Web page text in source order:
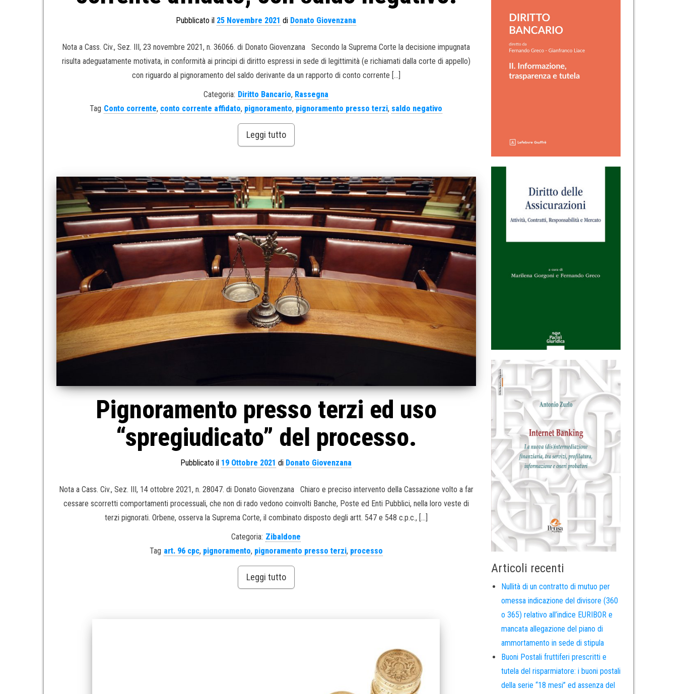
Pubblicato il 25 Novembre 2021 di Donato Giovenzana
Nota a Cass. Civ., Sez. III, 23 novembre 2021, n. 36066. di Donato Giovenzana Secondo la Suprema Corte la decisione impugnata
risulta adeguatamente motivata, in conformità ai principi di diritto espressi in sede di legittimità (e richiamati dalla corte di appello)
con riguardo al pignoramento del saldo derivante da un rapporto di conto corrente […]
Categoria: Diritto Bancario, Rassegna
Tag Conto corrente, conto corrente affidato, pignoramento, pignoramento presso terzi, saldo negativo
Leggi tutto
Pignoramento presso terzi ed uso
“spregiudicato” del processo.
Pubblicato il 19 Ottobre 2021 di Donato Giovenzana
Nota a Cass. Civ., Sez. III, 14 ottobre 2021, n. 28047. di Donato Giovenzana Chiaro e preciso intervento della Cassazione volto a far
cessare scorretti comportamenti processuali, che non di rado vedono coinvolti Banche, Poste ed Enti Pubblici, nella loro veste di
terzi pignorati. Orbene, osserva la Suprema Corte, il combinato disposto degli artt. 547 e 548 c.p.c., […]
Categoria: Zibaldone
Tag art. 96 cpc, pignoramento, pignoramento presso terzi, processo
Leggi tutto
Articoli recenti
Nullità di un contratto di mutuo per
omessa indicazione del divisore (360
o 365) relativo all’indice EURIBOR e
mancata allegazione del piano di
ammortamento in sede di stipula
Buoni Postali fruttiferi prescritti e
tutela del risparmiatore: i buoni postali
della serie “18 mesi” ed assenza del